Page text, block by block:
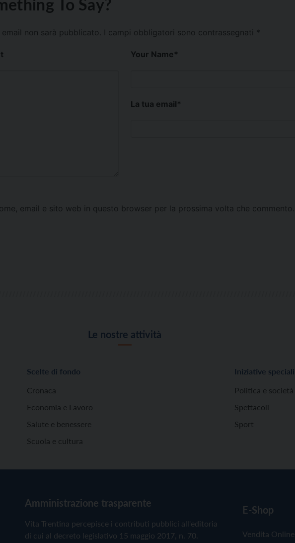
To Say?
email non sarà pubblicato. I campi obbligatori sono contrassegnati *
Your Name*
La tua email*
email e sito web in questo browser per la prossima volta che commento.
Le nostre attività
Scelte di fondo
Cronaca
Economia e Lavoro
Salute e benessere
Scuola e cultura
Iniziative speciali
Politica e società
Spettacoli
Sport
Amministrazione trasparente
Vita Trentina percepisce i contributi pubblici all'editoria
di cui al decreto legislativo 15 maggio 2017, n. 70.
E-Shop
Vendita Online